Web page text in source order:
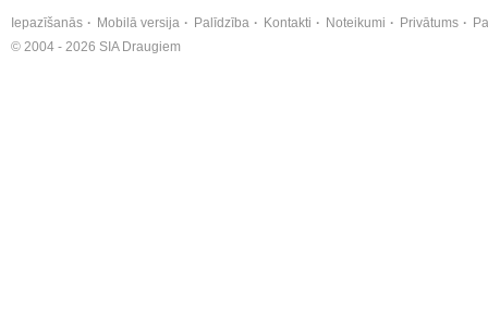
Iepazīšanās Mobilā versija Palīdzība Kontakti Noteikumi Privātums
© 2004 - 2026 SIA Draugiem